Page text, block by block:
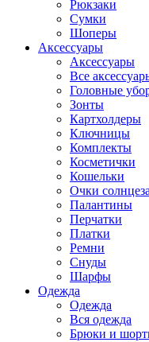
Рюкзаки
Сумки
Шоперы
Аксессуары
Аксессуары
Все
Головные
Зонты
Картхолдеры
Ключницы
Комплекты
Косметички
Кошельки
Очки
Палантины
Перчатки
Платки
Ремни
Снуды
Шарфы
Одежда
Одежда
Вся одежда
Брюки и